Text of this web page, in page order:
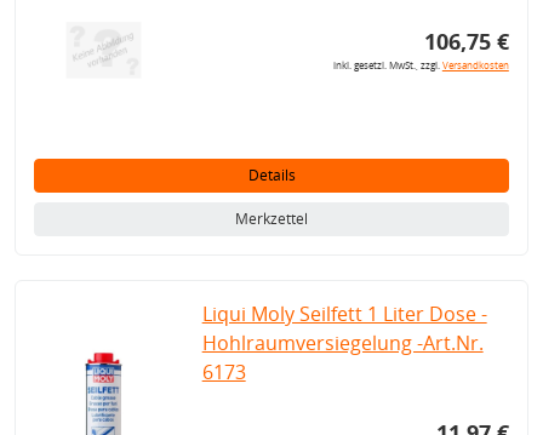
106,75 €
inkl. gesetzl. MwSt., zzgl.Versandkosten
Details
Merkzettel
Liqui Moly Seilfett 1 Liter Dose -
Hohlraumversiegelung -Art.Nr.
6173